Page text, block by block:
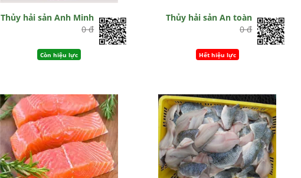
Thủy hải sản Anh Minh
0 đ
Còn hiệu lực
Thủy hải sản An toàn
0 đ
Hết hiệu lực